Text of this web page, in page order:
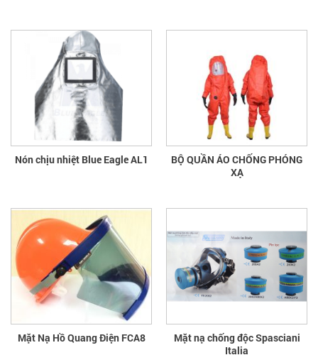
Nón chịu nhiệt Blue Eagle AL1
BỘ QUẦN ÁO CHỐNG PHÓNG
XẠ
Mặt Nạ Hồ Quang Điện FCA8
Mặt nạ chống độc Spasciani
Italia